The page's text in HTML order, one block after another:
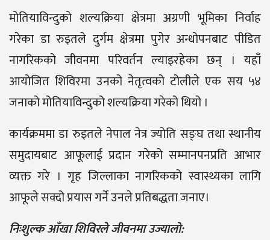
मोतियाविन्दुको शल्यक्रिया क्षेत्रमा अग्रणी भूमिका निर्वाह
गरेका डा रुइतले दुर्गम क्षेत्रमा पुगेर अन्धोपनबाट पीडित
नागरिकको जीवनमा परिवर्तन ल्याइरहेका छन् । यहाँ
आयोजित शिविरमा उनको नेतृत्वको टोलीले एक सय ५४
जनाको मोतियाविन्दुको शल्यक्रिया गरेको थियो ।
कार्यक्रममा डा रुइतले नेपाल नेत्र ज्योति सङ्घ तथा स्थानीय
समुदायबाट आफूलाई प्रदान गरेको सम्मानपनप्रति आभार
व्यक्त गरे । गृह जिल्लाका नागरिकको स्वास्थ्यका लागि
आफूले सक्दो प्रयास गर्ने उनले प्रतिबद्धता जनाए।
निःशुल्क आँखा शिविरले जीवनमा उज्यालो: